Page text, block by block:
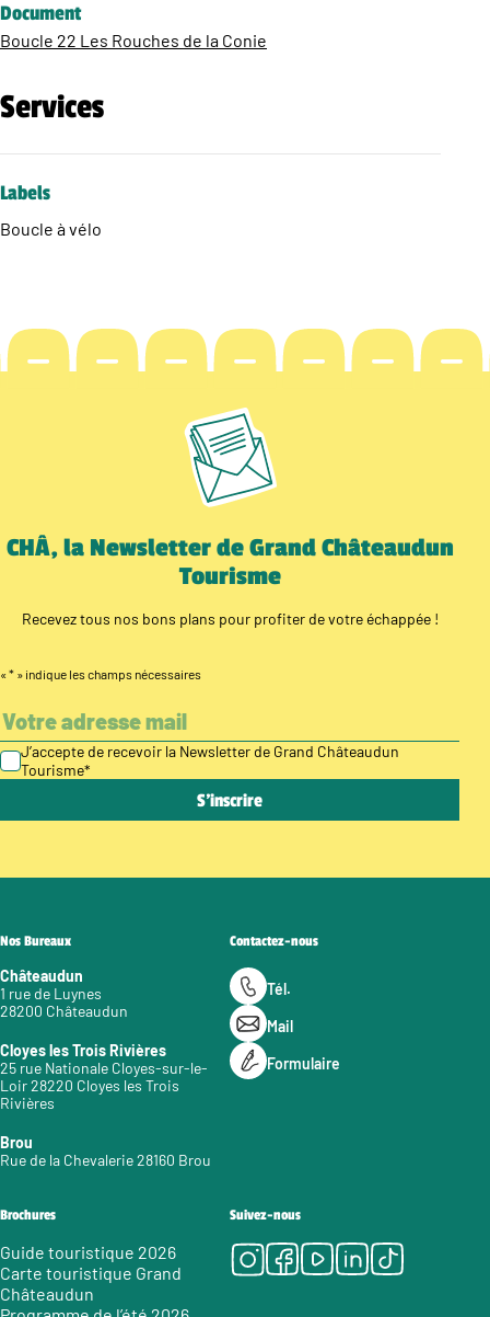
Document
Boucle 22 Les Rouches de la Conie
Services
Labels
Boucle à vélo
CHÂ, la Newsletter de Grand Châteaudun
Tourisme
Recevez tous nos bons plans pour profiter de votre échappée !
« * » indique les champs nécessaires
J’accepte de recevoir la Newsletter de Grand Châteaudun
Tourisme*
Nos Bureaux
Châteaudun
1 rue de Luynes
28200 Châteaudun
Cloyes les Trois Rivières
25 rue Nationale Cloyes-sur-le-
Loir 28220 Cloyes les Trois
Rivières
Brou
Rue de la Chevalerie 28160 Brou
Contactez-nous
Tél.
Mail
Formulaire
Brochures
Guide touristique 2026
Carte touristique Grand
Châteaudun
Suivez-nous
Instagram
Facebook
Youtube
LinkedIn
Tiktok